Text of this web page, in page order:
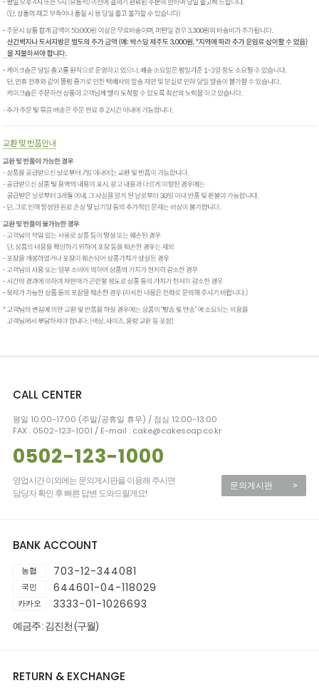
CALL CENTER
평일 10:00-17:00 (주말/공휴일 휴무) / 점심 12:00-13:00
FAX : 0502-123-1001 / E-mail : cake@cakesoap.co.kr
0502-123-1000
영업시간 이외에는 문의게시판을 이용해 주시면
담당자 확인 후 빠른 답변 도와드릴게요!
문의게시판 >
BANK ACCOUNT
농협 703-12-344081
국민 644601-04-118029
카카오 3333-01-1026693
예금주 : 김진천 (구월)
RETURN & EXCHANGE